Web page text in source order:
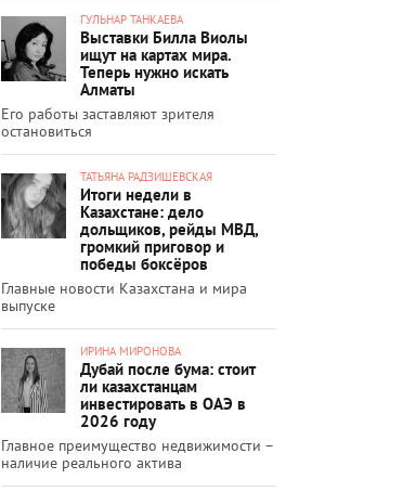
ГУЛЬНАР ТАНКАЕВА
Выставки Билла Виолы
ищут на картах мира.
Теперь нужно искать
Алматы
Его работы заставляют зрителя
остановиться
ТАТЬЯНА РАДЗИШЕВСКАЯ
Итоги недели в
Казахстане: дело
дольщиков, рейды МВД,
громкий приговор и
победы боксёров
Главные новости Казахстана и мира
выпуске
ИРИНА МИРОНОВА
Дубай после бума: стоит
ли казахстанцам
инвестировать в ОАЭ в
2026 году
Главное преимущество недвижимости –
наличие реального актива